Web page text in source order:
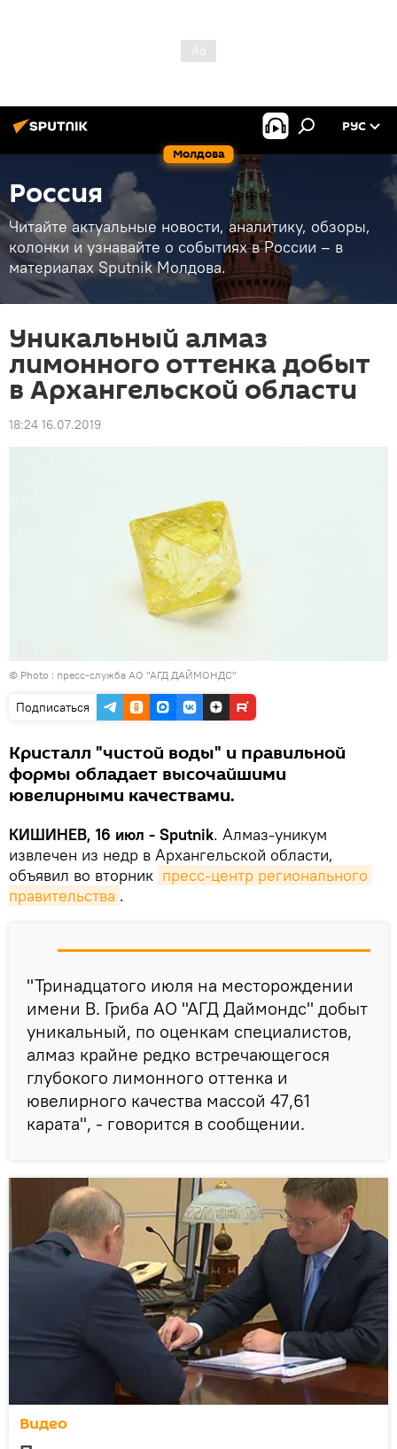
Молдова
РУС
Россия
Читайте актуальные новости, аналитику, обзоры,
колонки и узнавайте о событиях в России – в
материалах Sputnik Молдова.
Уникальный алмаз
лимонного оттенка добыт
в Архангельской области
18:24 16.07.2019
© Photo : пресс-служба АО "АГД ДАЙМОНДС"
Подписаться
Кристалл "чистой воды" и правильной
формы обладает высочайшими
ювелирными качествами.
КИШИНЕВ, 16 июл - Sputnik. Алмаз-уникум
извлечен из недр в Архангельской области,
объявил во вторник пресс-центр регионального
правительства .
"Тринадцатого июля на месторождении
имени В. Гриба АО "АГД Даймондс" добыт
уникальный, по оценкам специалистов,
алмаз крайне редко встречающегося
глубокого лимонного оттенка и
ювелирного качества массой 47,61
карата", - говорится в сообщении.
Видео